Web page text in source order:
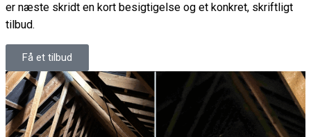
er næste skridt en kort besigtigelse og et konkret, skriftligt
tilbud.
Få et tilbud